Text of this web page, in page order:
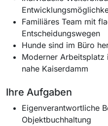
Familiäres Team mit
Entscheidungswegen
Hunde sind im Büro
Moderner Arbeitsplatz
nahe Kaiserdamm
Ihre Aufgaben
Eigenverantwortliche
Objektbuchhaltung